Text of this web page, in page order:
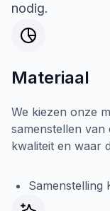
nodig.
Materiaal
We kiezen onze
samenstellen
kwaliteit en waar
Samenstelling